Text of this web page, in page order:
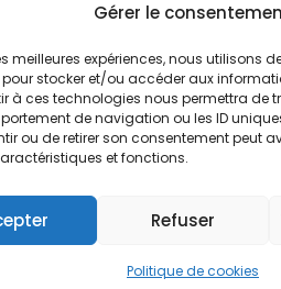
Gérer le
meilleures expériences, nous utilisons
stocker et/ou accéder aux
à ces technologies nous permettra de
de navigation ou les ID
ou de retirer son consentement peut
et fonctions.
Refuser
Politique de cookies
du Site